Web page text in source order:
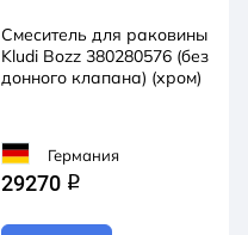
Смеситель для раковины
Kludi Bozz 380280576 (без
донного клапана) (хром)
Германия
29270 q